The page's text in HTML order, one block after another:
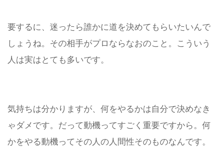
要するに、迷ったら誰かに道を決めてもらいたいんで
しょうね。 その相手がプロならなおのこと。 こういう
人は実はとても多いです。
気持ちは分かりますが、何をやるかは自分で決めなき
ゃダメです。 だって動機ってすごく重要ですから。 何
かをやる動機ってその人の人間性そのものなんです。